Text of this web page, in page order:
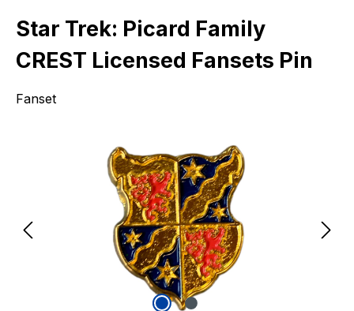
Star Trek: Picard Family
CREST Licensed Fansets Pin
Fanset